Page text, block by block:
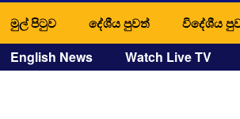
මුල් පිටුව දේශීය පුවත් විදේශීය
English News Watch Live TV